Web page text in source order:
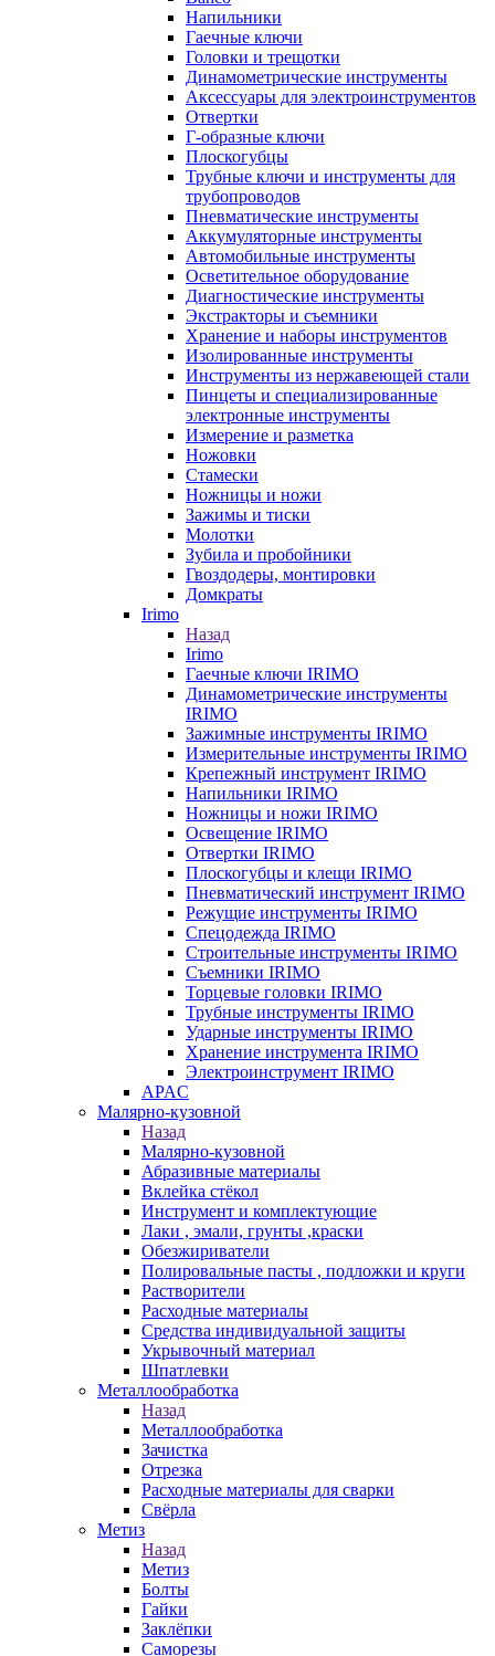
Напильники
Гаечные ключи
Головки и трещотки
Динамометрические инструменты
Аксессуары для электроинструментов
Отвертки
Г-образные ключи
Плоскогубцы
Трубные ключи и инструменты для
трубопроводов
Пневматические инструменты
Аккумуляторные инструменты
Автомобильные инструменты
Осветительное оборудование
Диагностические инструменты
Экстракторы и съемники
Хранение и наборы инструментов
Изолированные инструменты
Инструменты из нержавеющей стали
Пинцеты и специализированные
электронные инструменты
Измерение и разметка
Ножовки
Стамески
Ножницы и ножи
Зажимы и тиски
Молотки
Зубила и пробойники
Гвоздодеры, монтировки
Домкраты
Irimo
Назад
Irimo
Гаечные ключи IRIMO
Динамометрические инструменты
IRIMO
Зажимные инструменты IRIMO
Измерительные инструменты IRIMO
Крепежный инструмент IRIMO
Напильники IRIMO
Ножницы и ножи IRIMO
Освещение IRIMO
Отвертки IRIMO
Плоскогубцы и клещи IRIMO
Пневматический инструмент IRIMO
Режущие инструменты IRIMO
Спецодежда IRIMO
Строительные инструменты IRIMO
Съемники IRIMO
Торцевые головки IRIMO
Трубные инструменты IRIMO
Ударные инструменты IRIMO
Хранение инструмента IRIMO
Электроинструмент IRIMO
APAC
Малярно-кузовной
Назад
Малярно-кузовной
Абразивные материалы
Вклейка стёкол
Инструмент и комплектующие
Лаки , эмали, грунты ,краски
Обезжириватели
Полировальные пасты , подложки и круги
Растворители
Расходные материалы
Средства индивидуальной защиты
Укрывочный материал
Шпатлевки
Металлообработка
Назад
Металлообработка
Зачистка
Отрезка
Расходные материалы для сварки
Свёрла
Метиз
Назад
Метиз
Болты
Гайки
Заклёпки
Саморезы